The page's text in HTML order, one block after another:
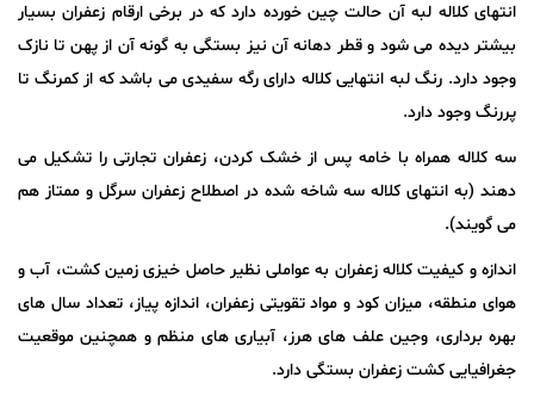
انتهای کلاله لبه آن حالت چین خورده دارد که در برخی ارقام زعفران بسیار
بیشتر دیده می شود و قطر دهانه آن نیز بستگی به گونه آن از پهن تا نازک
وجود دارد. رنگ لبه انتهایی کلاله دارای رگه سفیدی می باشد که از کمرنگ تا
پررنگ وجود دارد.
سه کلاله همراه با خامه پس از خشک کردن، زعفران تجارتی را تشکیل می
دهند (به انتهای کلاله سه شاخه شده در اصطلاح زعفران سرگل و ممتاز هم
می گویند).
اندازه و کیفیت کلاله زعفران به عواملی نظیر حاصل خیزی زمین کشت، آب و
هوای منطقه، میزان کود و مواد تقویتی زعفران، اندازه پیاز، تعداد سال های
بهره برداری، وجین علف های هرز، آبیاری های منظم و همچنین موقعیت
جغرافیایی کشت زعفران بستگی دارد.